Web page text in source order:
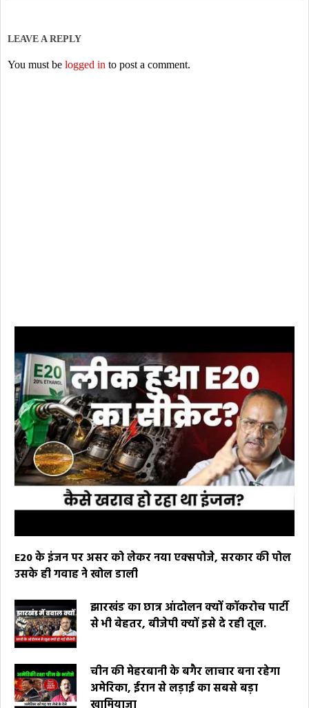
LEAVE A REPLY
You must be logged in to post a comment.
E20 के इंजन पर असर को लेकर नया एक्सपोजे, सरकार की पोल
उसके ही गवाह ने खोल डाली
झारखंड का छात्र आंदोलन क्यों कॉकरोच पार्टी
से भी बेहतर, बीजेपी क्यों इसे दे रही तूल.
चीन की मेहरबानी के बगैर लाचार बना रहेगा
अमेरिका, ईरान से लड़ाई का सबसे बड़ा